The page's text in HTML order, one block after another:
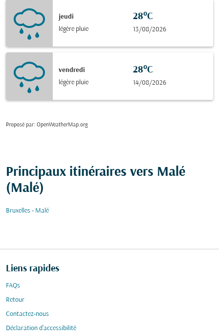
jeudi
légère pluie
28°C
13/08/2026
vendredi
légère pluie
28°C
14/08/2026
Proposé par: OpenWeatherMap.org
Principaux itinéraires vers Malé
(Malé)
Bruxelles - Malé
Liens rapides
FAQs
Retour
Contactez-nous
Déclaration d’accessibilité